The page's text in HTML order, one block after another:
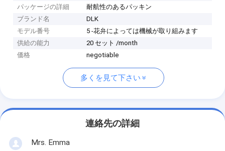
パッケージの詳細
耐航性のあるパッキン
ブランド名
DLK
モデル番号
5 -花弁によっては機械が取り組みます
供給の能力
20 セット /month
価格
negotiable
多くを見て下さい
連絡先の詳細
Mrs. Emma